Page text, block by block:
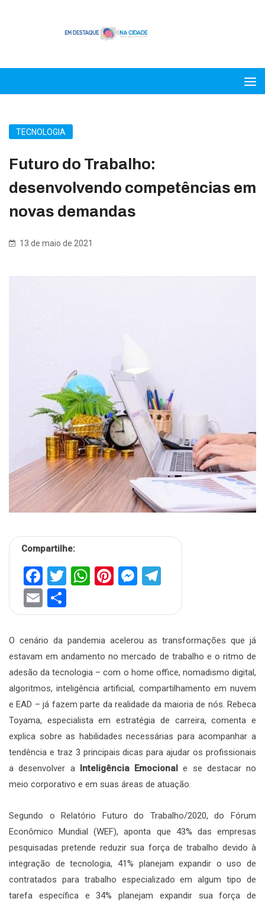
TECNOLOGIA
Futuro do Trabalho:
desenvolvendo competências em
novas demandas
13 de maio de 2021
Compartilhe:
Facebook
Twitter
WhatsApp
Pinterest
Messenger
Email
O cenário da pandemia acelerou as transformações que já
estavam em andamento no mercado de trabalho e o ritmo de
adesão da tecnologia – com o home office, nomadismo digital,
algoritmos, inteligência artificial, compartilhamento em nuvem
e EAD – já fazem parte da realidade da maioria de nós. Rebeca
Toyama, especialista em estratégia de carreira, comenta e
explica sobre as habilidades necessárias para acompanhar a
tendência e traz 3 principais dicas para ajudar os profissionais
a desenvolver a Inteligência Emocional e se destacar no
meio corporativo e em suas áreas de atuação.
Segundo o Relatório Futuro do Trabalho/2020, do Fórum
Econômico Mundial (WEF), aponta que 43% das empresas
pesquisadas pretende reduzir sua força de trabalho devido à
integração de tecnologia, 41% planejam expandir o uso de
contratados para trabalho especializado em algum tipo de
tarefa específica e 34% planejam expandir sua força de